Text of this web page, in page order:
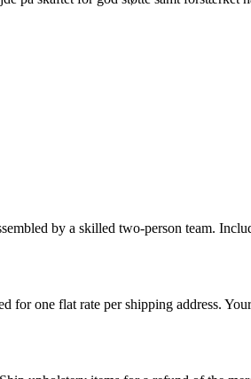
by a skilled two-person team.
one flat rate per shipping address.